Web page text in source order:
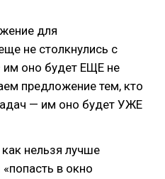
для
не столкнулись с
им оно будет ЕЩЕ не
предложение тем, кто
— им оно будет УЖЕ
нельзя лучше
в окно